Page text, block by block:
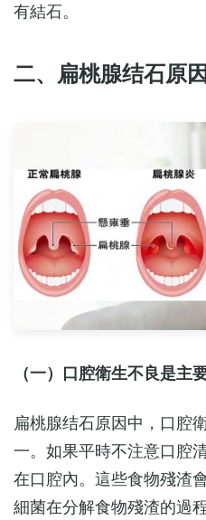
有結石。
二、扁桃腺结石原
（一）口腔衛生不良是主
扁桃腺结石原因中，口腔
一。如果平時不注意口腔
在口腔內。這些食物殘渣
細菌在分解食物殘渣的過